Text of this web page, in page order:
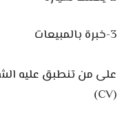
‏3-خبرة بالمبيعات
‏على من تنطبق عليه
(CV)